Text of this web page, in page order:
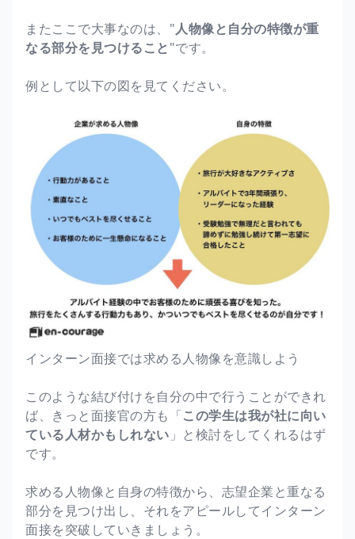
またここで大事なのは、"人物像と自分の特徴が重
なる部分を見つけること"です。
例として以下の図を見てください。
インターン面接では求める人物像を意識しよう
このような結び付けを自分の中で行うことができれ
ば、きっと面接官の方も「この学生は我が社に向い
ている人材かもしれない 」と検討をしてくれるはず
です。
求める人物像と自身の特徴から、志望企業と重なる
部分を見つけ出し、それをアピールしてインターン
面接を突破していきましょう。